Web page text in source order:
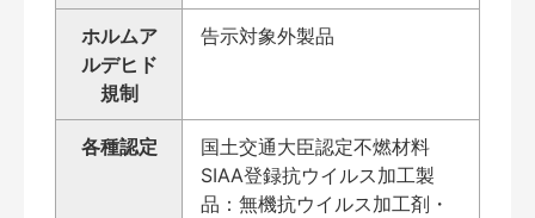
ホルムア
ルデヒド
規制
告示対象外製品
各種認定
国土交通大臣認定不燃材料
SIAA登録抗ウイルス加工製
品：無機抗ウイルス加工剤・